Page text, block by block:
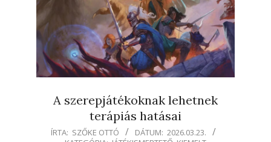
A szerepjátékoknak lehetnek
terápiás hatásai
2026-
ÍRTA: SZŐKE OTTÓ DÁTUM: 2026.03.23.